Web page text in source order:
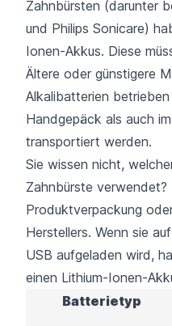
Zahnbürsten (darunter
und Philips Sonicare)
Ionen-Akkus. Diese
Ältere oder günstigere
Alkalibatterien
Handgepäck als auch
transportiert werden.
Sie wissen nicht,
Zahnbürste verwendet?
Produktverpackung
Herstellers. Wenn sie
USB aufgeladen wird,
einen Lithium-Ionen-
Batterietyp